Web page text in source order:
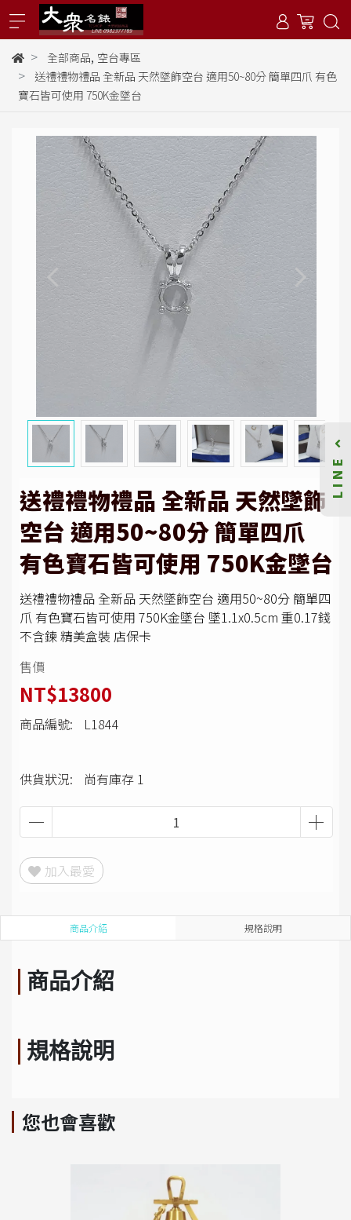
全部商品, 空台專區
送禮禮物禮品 全新品 天然墜飾空台 適用50~80分 簡單四爪 有色
寶石皆可使用 750K金墜台
送禮禮物禮品 全新品 天然墜飾
空台 適用50~80分 簡單四爪
有色寶石皆可使用 750K金墜台
送禮禮物禮品 全新品 天然墜飾空台 適用50~80分 簡單四
爪 有色寶石皆可使用 750K金墜台 墜1.1x0.5cm 重0.17錢
不含鍊 精美盒裝 店保卡
售價
NT$13800
商品編號: L1844
供貨狀況: 尚有庫存 1
加入最愛
商品介紹 規格說明
商品介紹
規格說明
您也會喜歡
LINE